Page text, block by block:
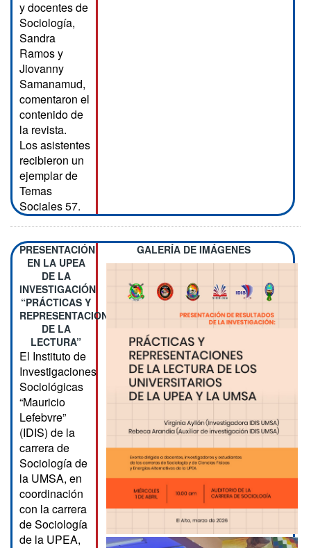
y docentes de
Sociología,
Sandra
Ramos y
Jiovanny
Samanamud,
comentaron el
contenido de
la revista.
Los asistentes
recibieron un
ejemplar de
Temas
Sociales 57.
PRESENTACIÓN
EN LA UPEA
DE LA
INVESTIGACIÓN
“PRÁCTICAS Y
REPRESENTACIONES
DE LA
LECTURA”
El Instituto de
Investigaciones
Sociológicas
“Mauricio
Lefebvre”
(IDIS) de la
carrera de
Sociología de
la UMSA, en
coordinación
con la carrera
de Sociología
de la UPEA,
GALERÍA DE IMÁGENES